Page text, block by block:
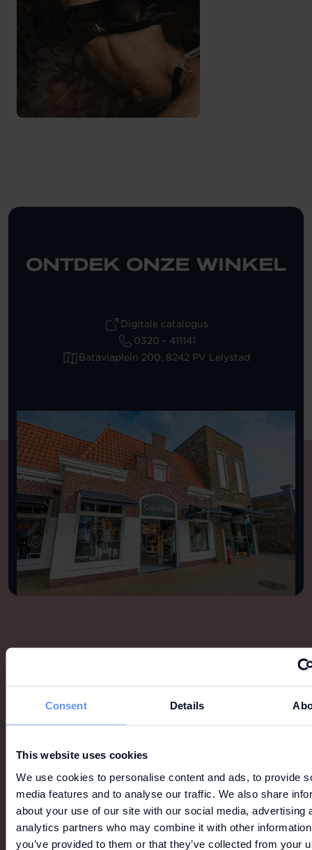
Consent Details
This website uses cookies
We use cookies to personalise content and ads, to provide
media features and to analyse our traffic. We also share
about your use of our site with our social media, advertising
analytics partners who may combine it with other
you’ve provided to them or that they’ve collected from your
ONTDEK ONZE WINKEL
Digitale catalogus
0320 - 411141
Bataviaplein 200, 8242 PV Lelystad